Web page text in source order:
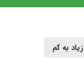
به کم